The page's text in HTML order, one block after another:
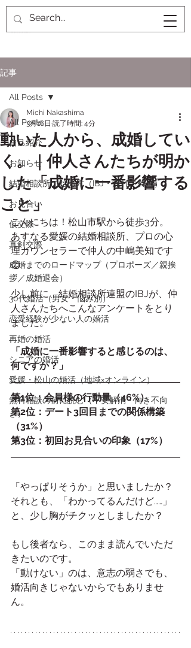
記事
All Posts
自己紹介
お知らせ
結婚相談所の始め方（IBJ・流れ・費用）
お見合い
仮交際
真剣交際
成婚までのロードマップ（プロポーズ／親挨
拶／成婚退会）
30代婚活（男女・悩み別）
恋愛経験が少ない人の婚活
再婚の婚活
シニアの婚活
愛媛・松山の婚活（地域×オンライン）
無料相談の前に読む（不安解消・向き不向
き）
All Posts
動いた人から、成婚してい
く。｜仲人さんたちが明か
した「成婚に一番影響する
こと」
Michi Nakashima
3月16日 読了時間: 4分
こんにちは！松山市駅から徒歩3分。
あすなる愛媛の結婚相談所、プロの心
理カウンセラーで仲人の中嶋美知です
😊
少し前に、結婚相談所連盟のIBJが、仲
人さんたちへこんなアンケートをとり
ました。
「成婚に一番影響すると感じるのは、
何ですか？」
第1位：会員様の行動量（46%）
第2位：デート3回目までの関係構築
（31%）
第3位：初回お見合いの印象（17%）
「やっぱりそうか」と思いましたか？
それとも、「わかってるんだけど……」
と、少し胸がチクッとしましたか？
もし後者なら、このまま読んでいただ
きたいのです。
「動けない」のは、意志の弱さでも、
婚活向きじゃないからでもありませ
ん。